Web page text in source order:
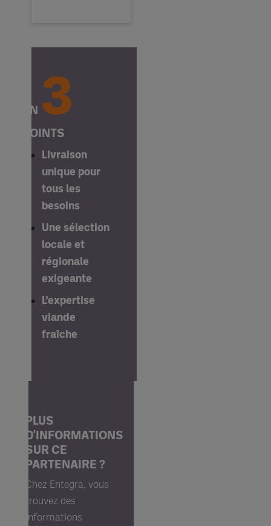
EN 3
POINTS
Livraison
unique pour
tous les
besoins
Une sélection
locale et
régionale
exigeante
L’expertise
viande
fraîche
PLUS
D'INFORMATIONS
SUR CE
PARTENAIRE ?
Chez Entegra, vous
trouvez des
informations